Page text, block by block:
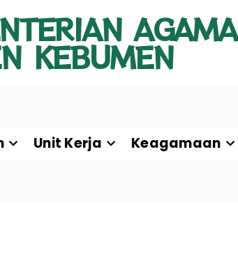
AGAMA
KEBUMEN
Unit Kerja Keagamaan